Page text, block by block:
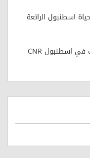
اسطنبول الرائعة
تغطية لليوم الأول من معرض الكتاب في اسطنبول CNR